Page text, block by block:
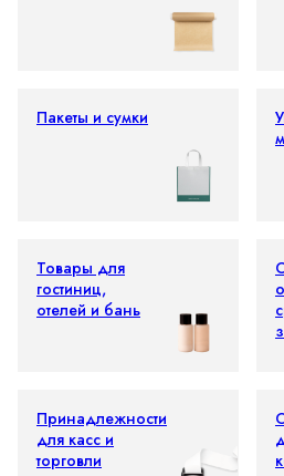
Пакеты и сумки
Товары для
гостиниц,
отелей и бань
Принадлежности
для касс и
торговли